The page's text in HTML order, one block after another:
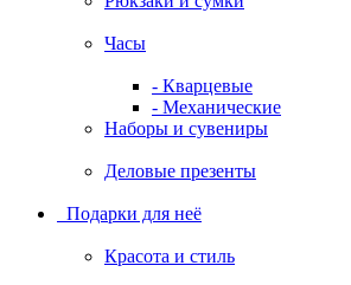
Часы
- Кварцевые
- Механические
Наборы и сувениры
Деловые презенты
Подарки для неё
Красота и стиль